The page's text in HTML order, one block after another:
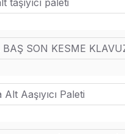
SON KESME
Aaşıyıcı Paleti